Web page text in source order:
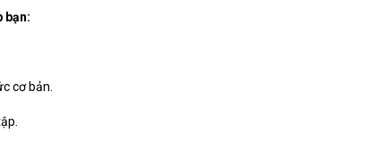
bạn:
cơ bản.